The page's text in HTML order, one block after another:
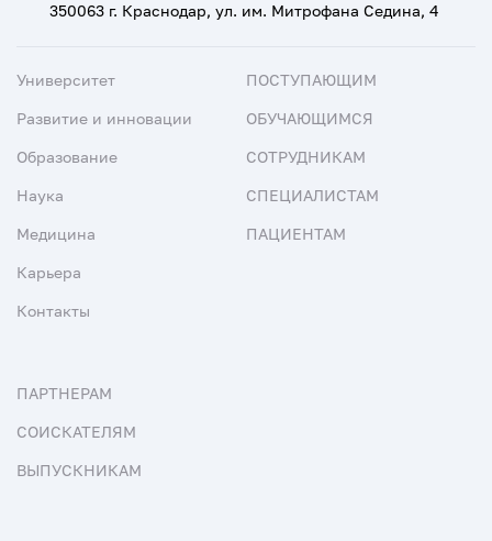
350063 г. Краснодар, ул. им. Митрофана Седина, 4
Университет
Развитие и инновации
Образование
Наука
Медицина
Карьера
Контакты
ПОСТУПАЮЩИМ
ОБУЧАЮЩИМСЯ
СОТРУДНИКАМ
СПЕЦИАЛИСТАМ
ПАЦИЕНТАМ
ПАРТНЕРАМ
СОИСКАТЕЛЯМ
ВЫПУСКНИКАМ